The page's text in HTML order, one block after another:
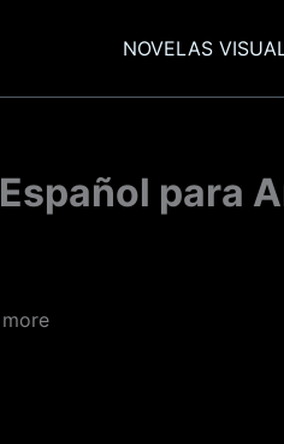
NOVELAS
para